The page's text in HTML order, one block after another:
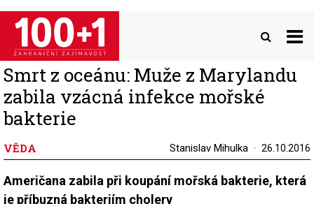
Přejít
hlavnímu
obsahu
Smrt z oceánu: Muže z Marylandu
zabila vzácná infekce mořské
bakterie
VĚDA Stanislav Mihulka 26.10.2016
Američana zabila při koupání mořská bakterie, která
je příbuzná bakteriím cholery